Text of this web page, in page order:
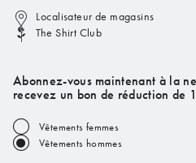
Localisateur de magasins
The Shirt Club
Abonnez-vous maintenant à la
recevez un bon de réduction de
Vêtements femmes
Vêtements hommes